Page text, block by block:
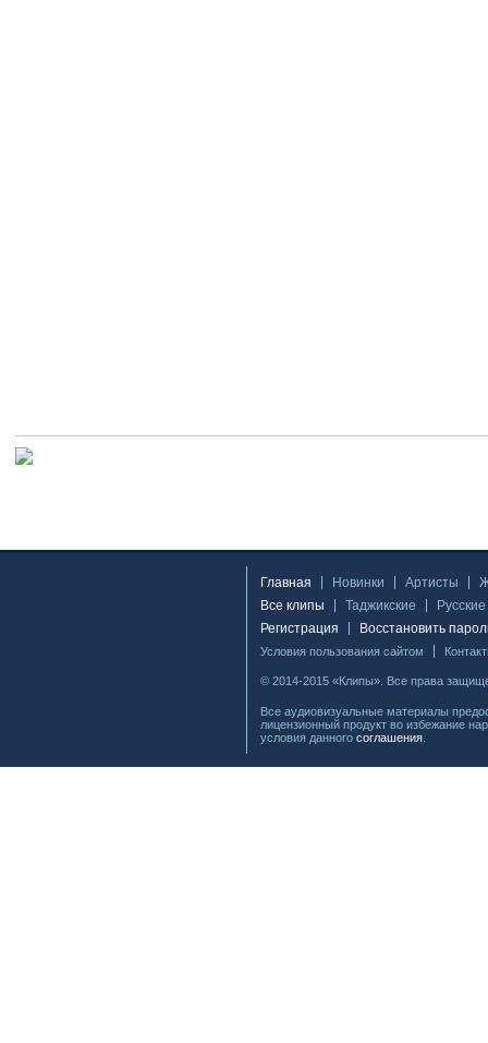
Главная Новинки Артисты
Все клипы
Таджикские
Русские
Регистрация
Восстановить
Условия пользования сайтом
© 2014-2015 «Клипы». Все права
Все аудиовизуальные материалы
лицензионный продукт во избежание
условия данного соглашения